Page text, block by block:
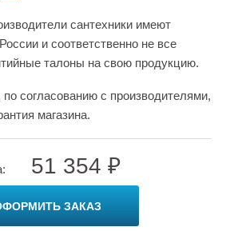
сантехники имеют
и соответственно не все
талоны на свою продукцию.
согласованию с производителями,
магазина.
51 354 ₽
ЗАКАЗ